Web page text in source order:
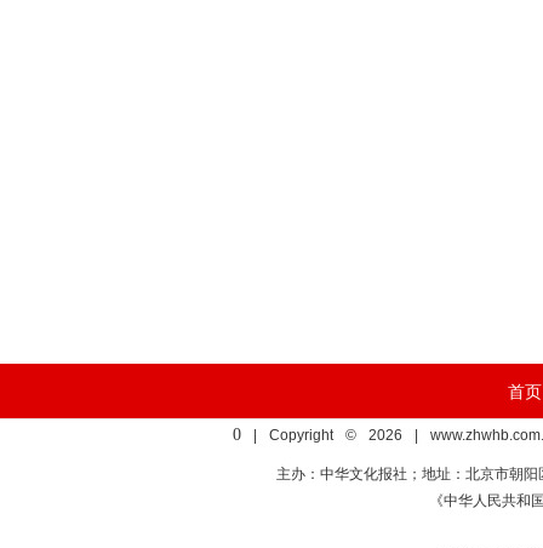
首页
0| Copyright © 2026 |
主办：中华文化报社；地址：北京市朝
《中华人民共